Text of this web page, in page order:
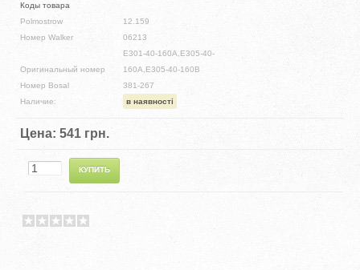
Коды товара
Polmostrow
12.159
Номер Walker
06213
Оригинальный номер
E301-40-160A,E305-40-
160A,E305-40-160B
Номер Bosal
381-267
Наличие:
в наявності
Цена:541 грн.